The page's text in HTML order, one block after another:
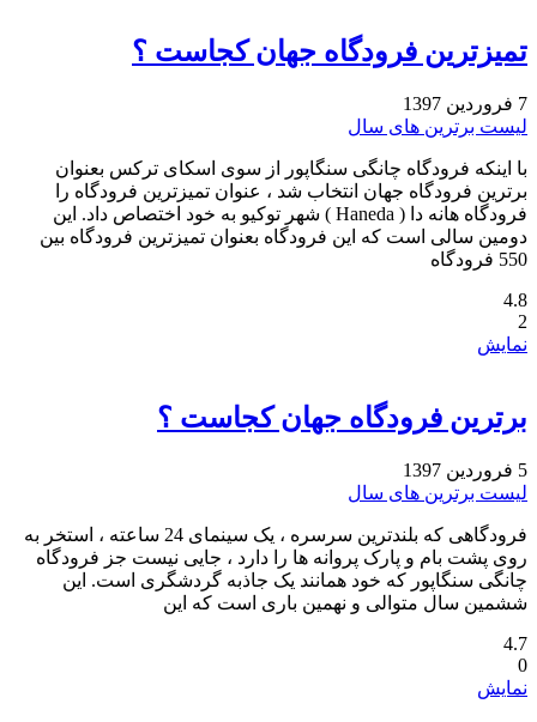
تمیزترین فرودگاه جهان کجاست ؟
7 فروردین 1397
لیست برترین های سال
با اینکه فرودگاه چانگی سنگاپور از سوی اسکای ترکس بعنوان
برترین فرودگاه جهان انتخاب شد ، عنوان تمیزترین فرودگاه را
فرودگاه هانه دا ( Haneda ) شهر توکیو به خود اختصاص داد. این
دومین سالی است که این فرودگاه بعنوان تمیزترین فرودگاه بین
550 فرودگاه
4.8
2
نمایش
برترین فرودگاه جهان کجاست ؟
5 فروردین 1397
لیست برترین های سال
فرودگاهی که بلندترین سرسره ، یک سینمای 24 ساعته ، استخر به
روی پشت بام و پارک پروانه ها را دارد ، جایی نیست جز فرودگاه
چانگی سنگاپور که خود همانند یک جاذبه گردشگری است. این
ششمین سال متوالی و نهمین باری است که این
4.7
0
نمایش